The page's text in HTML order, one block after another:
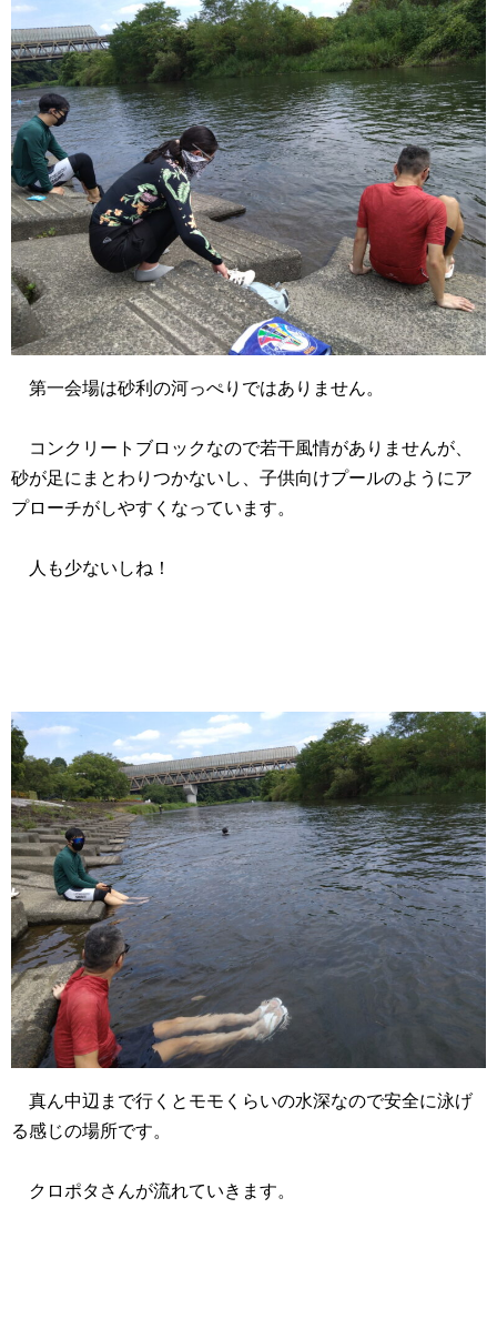
第一会場は砂利の河っぺりではありません。
コンクリートブロックなので若干風情がありませんが、
砂が足にまとわりつかないし、子供向けプールのようにア
プローチがしやすくなっています。
人も少ないしね！
真ん中辺まで行くとモモくらいの水深なので安全に泳げ
る感じの場所です。
クロポタさんが流れていきます。